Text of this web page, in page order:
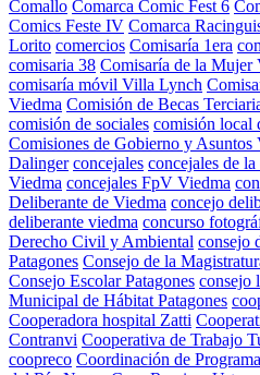
Comallo Comarca Comic Fest 6
Comics Feste IV Comarca
Lorito comercios Comisaría 1era
comisaria 38 Comisaría de la Mujer
comisaría móvil Villa Lynch
Viedma Comisión de Becas
comisión de sociales comisión local
Comisiones de Gobierno y Asuntos
Dalinger concejales concejales de la
Viedma concejales FpV Viedma
Deliberante de Viedma concejo
deliberante viedma concurso
Derecho Civil y Ambiental consejo
Patagones Consejo de la
Consejo Escolar Patagones consejo
Municipal de Hábitat Patagones
Cooperadora hospital Zatti
Contranvi Cooperativa de Trabajo
coopreco Coordinación de